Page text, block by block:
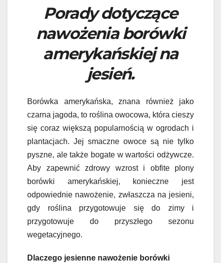
Porady dotyczące
nawożenia borówki
amerykańskiej na
jesień.
Borówka amerykańska, znana również jako
czarna jagoda, to roślina owocowa, która cieszy
się coraz większą popularnością w ogrodach i
plantacjach. Jej smaczne owoce są nie tylko
pyszne, ale także bogate w wartości odżywcze.
Aby zapewnić zdrowy wzrost i obfite plony
borówki amerykańskiej, konieczne jest
odpowiednie nawożenie, zwłaszcza na jesieni,
gdy roślina przygotowuje się do zimy i
przygotowuje do przyszłego sezonu
wegetacyjnego.
Dlaczego jesienne nawożenie borówki